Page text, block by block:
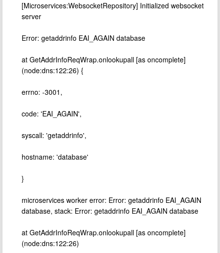
[Microservices:WebsocketRepository] Initialized websocket
server
Error: getaddrinfo EAI_AGAIN database
at GetAddrInfoReqWrap.onlookupall [as oncomplete]
(node:dns:122:26) {
errno: -3001,
code: 'EAI_AGAIN',
syscall: 'getaddrinfo',
hostname: 'database'
}
microservices worker error: Error: getaddrinfo EAI_AGAIN
database, stack: Error: getaddrinfo EAI_AGAIN database
at GetAddrInfoReqWrap.onlookupall [as oncomplete]
(node:dns:122:26)